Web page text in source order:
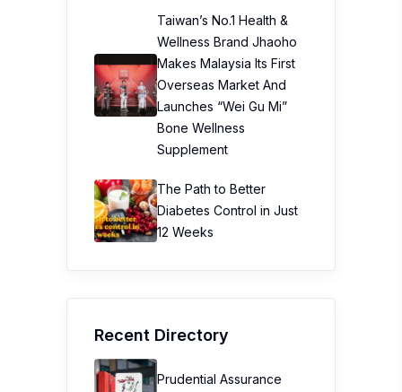
Taiwan’s No.1 Health &
Wellness Brand Jhaoho
Makes Malaysia Its First
Overseas Market And
Launches “Wei Gu Mi”
Bone Wellness
Supplement
The Path to Better
Diabetes Control in Just
12 Weeks
Recent Directory
Prudential Assurance